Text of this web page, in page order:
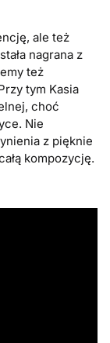
ale też
nagrana z
też
tym Kasia
choć
Nie
z pięknie
kompozycję.